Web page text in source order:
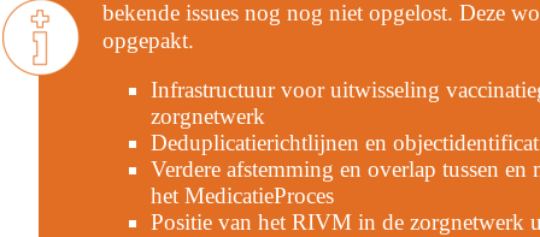
bekende issues nog nog niet opgelost. Deze
opgepakt.
Infrastructuur voor uitwisseling
zorgnetwerk
Deduplicatierichtlijnen en
Verdere afstemming en overlap tussen
het MedicatieProces
Positie van het RIVM in de zorgnetwerk